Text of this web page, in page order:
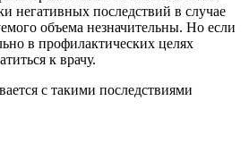
негативных последствий в случае
объема незначительны. Но если
в профилактических целях
к врачу.
с такими последствиями